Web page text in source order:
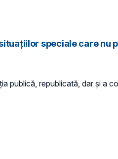
speciale care nu
publică, republicată, dar și a